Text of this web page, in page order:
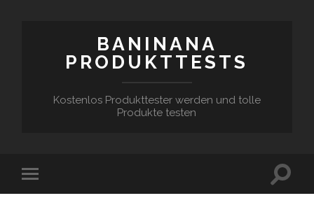
BANINANA
PRODUKTTESTS
Kostenlos Produkttester werden und tolle
Produkte testen